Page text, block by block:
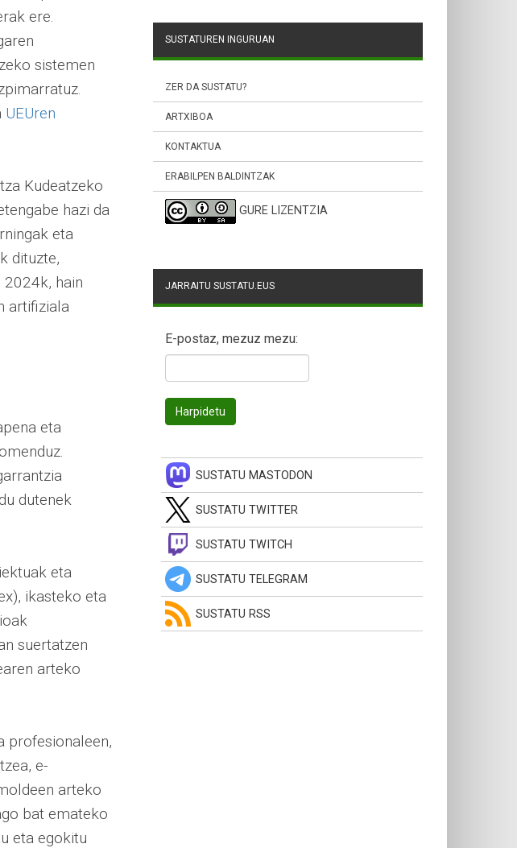
ere.
sistemen
UEUren
Kudeatzeko
hazi da
eta
dituzte,
hain
artifiziala
eta
dutenek
eta
ikasteko eta
suertatzen
arteko
profesionaleen,
e-
arteko
bat emateko
eta egokitu
SUSTATUREN INGURUAN
ZER DA SUSTATU?
ARTXIBOA
KONTAKTUA
ERABILPEN BALDINTZAK
GURE LIZENTZIA
JARRAITU SUSTATU.EUS
E-postaz, mezuz mezu:
SUSTATU MASTODON
SUSTATU TWITTER
SUSTATU TWITCH
SUSTATU TELEGRAM
SUSTATU RSS